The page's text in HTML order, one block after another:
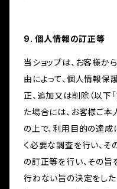
9. 個人情報の訂正等
当ショップは、お客様か
由によって、個人情報
正、追加又は削除（以下
た場合には、お客様ご
の上で、利用目的の達
く必要な調査を行い、そ
の訂正等を行い、その旨
行わない旨の決定をし